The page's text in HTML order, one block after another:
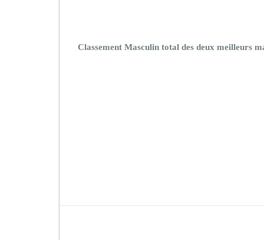
Classement Masculin total des deux meilleurs